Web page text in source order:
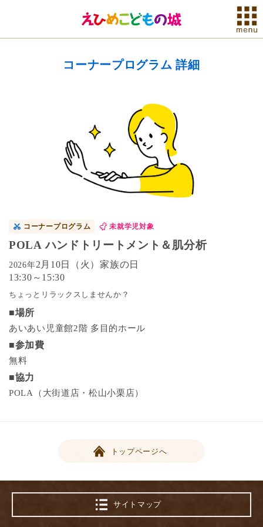
コーナープログラム 詳細
コーナープログラム 未就学児対象
POLA ハンドトリートメント＆肌分析
2026年2月10日（火）家族の日
13:30～15:30
ちょっとリラックスしませんか？
■場所
あいあい児童館2階 多目的ホール
■参加費
無料
■協力
POLA（大街道店・松山小栗店）
トップページへ
サイトマップ